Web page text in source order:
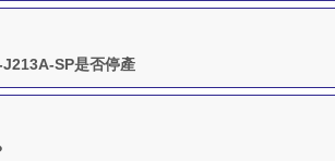
SP是否停產